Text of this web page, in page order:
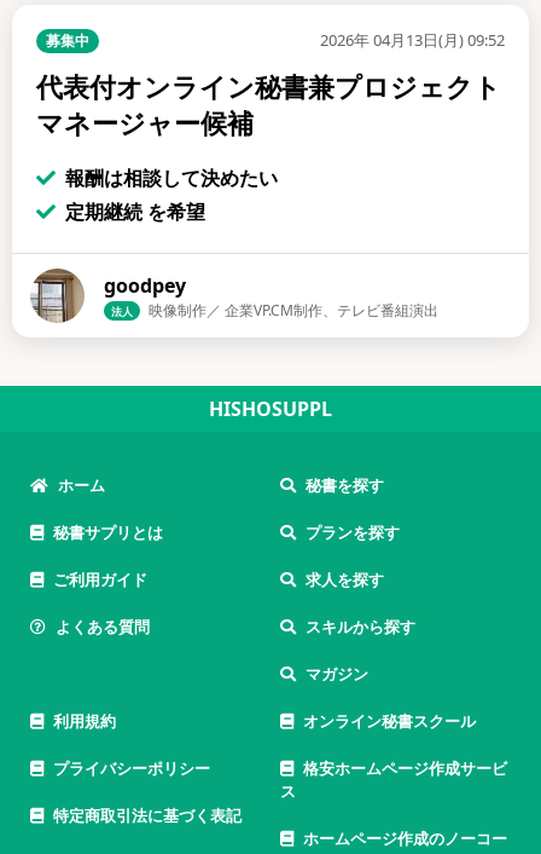
募集中 2026年 04月13日(月) 09:52
代表付オンライン秘書兼プロジェクト
マネージャー候補
報酬は相談して決めたい
定期継続 を希望
goodpey
法人 映像制作／ 企業VP.CM制作、テレビ番組演出
HISHOSUPPL
ホーム
秘書サプリとは
ご利用ガイド
よくある質問
秘書を探す
プランを探す
求人を探す
スキルから探す
マガジン
利用規約
プライバシーポリシー
特定商取引法に基づく表記
オンライン秘書スクール
格安ホームページ作成サービ
ス
ホームページ作成のノーコー